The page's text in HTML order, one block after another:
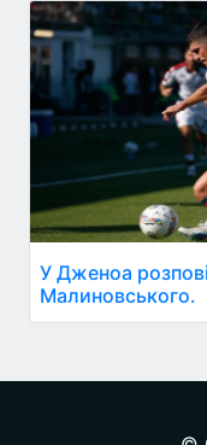
У Дженоа
Малиновського.